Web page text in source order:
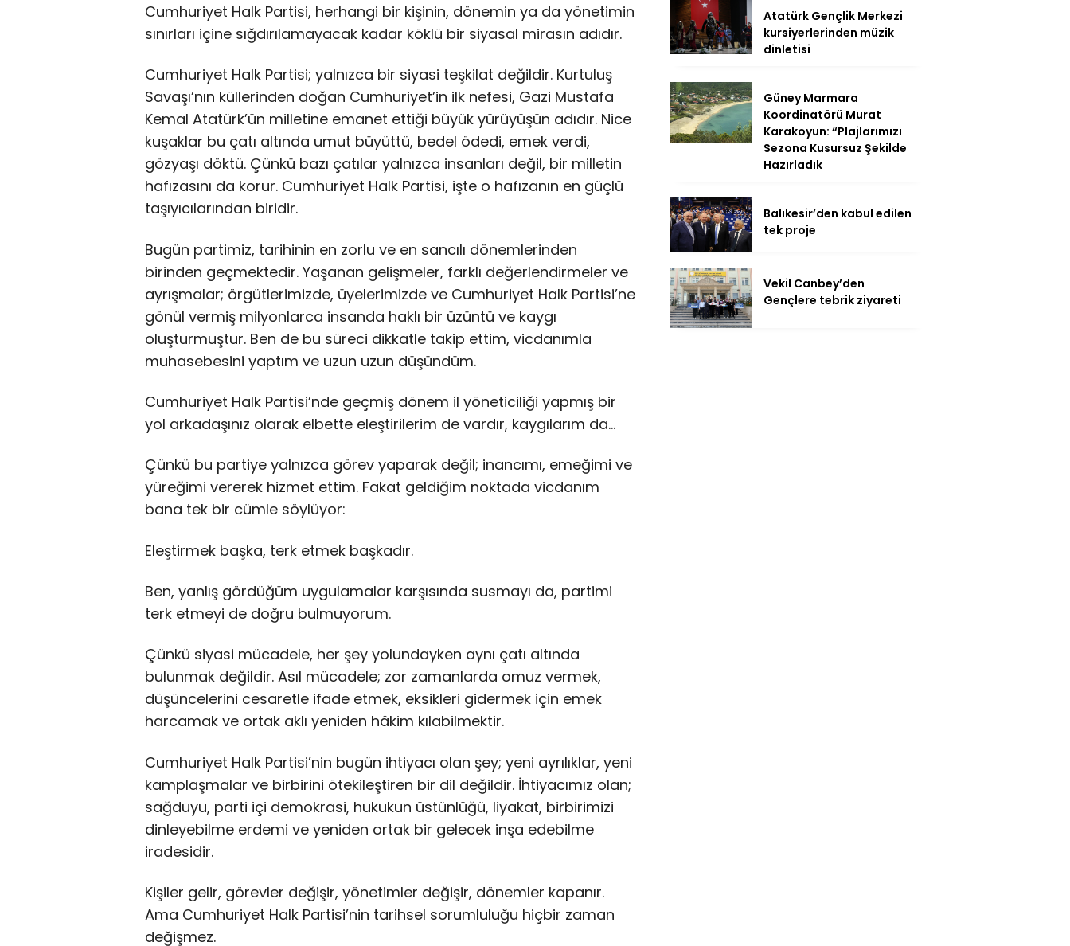
Cumhuriyet Halk Partisi, herhangi bir kişinin, dönemin ya da yönetimin
sınırları içine sığdırılamayacak kadar köklü bir siyasal mirasın adıdır.
Cumhuriyet Halk Partisi; yalnızca bir siyasi teşkilat değildir. Kurtuluş
Savaşı’nın küllerinden doğan Cumhuriyet’in ilk nefesi, Gazi Mustafa
Kemal Atatürk’ün milletine emanet ettiği büyük yürüyüşün adıdır. Nice
kuşaklar bu çatı altında umut büyüttü, bedel ödedi, emek verdi,
gözyaşı döktü. Çünkü bazı çatılar yalnızca insanları değil, bir milletin
hafızasını da korur. Cumhuriyet Halk Partisi, işte o hafızanın en güçlü
taşıyıcılarından biridir.
Bugün partimiz, tarihinin en zorlu ve en sancılı dönemlerinden
birinden geçmektedir. Yaşanan gelişmeler, farklı değerlendirmeler ve
ayrışmalar; örgütlerimizde, üyelerimizde ve Cumhuriyet Halk Partisi’ne
gönül vermiş milyonlarca insanda haklı bir üzüntü ve kaygı
oluşturmuştur. Ben de bu süreci dikkatle takip ettim, vicdanımla
muhasebesini yaptım ve uzun uzun düşündüm.
Cumhuriyet Halk Partisi’nde geçmiş dönem il yöneticiliği yapmış bir
yol arkadaşınız olarak elbette eleştirilerim de vardır, kaygılarım da…
Çünkü bu partiye yalnızca görev yaparak değil; inancımı, emeğimi ve
yüreğimi vererek hizmet ettim. Fakat geldiğim noktada vicdanım
bana tek bir cümle söylüyor:
Eleştirmek başka, terk etmek başkadır.
Ben, yanlış gördüğüm uygulamalar karşısında susmayı da, partimi
terk etmeyi de doğru bulmuyorum.
Çünkü siyasi mücadele, her şey yolundayken aynı çatı altında
bulunmak değildir. Asıl mücadele; zor zamanlarda omuz vermek,
düşüncelerini cesaretle ifade etmek, eksikleri gidermek için emek
harcamak ve ortak aklı yeniden hâkim kılabilmektir.
Cumhuriyet Halk Partisi’nin bugün ihtiyacı olan şey; yeni ayrılıklar, yeni
kamplaşmalar ve birbirini ötekileştiren bir dil değildir. İhtiyacımız olan;
sağduyu, parti içi demokrasi, hukukun üstünlüğü, liyakat, birbirimizi
dinleyebilme erdemi ve yeniden ortak bir gelecek inşa edebilme
iradesidir.
Kişiler gelir, görevler değişir, yönetimler değişir, dönemler kapanır.
Ama Cumhuriyet Halk Partisi’nin tarihsel sorumluluğu hiçbir zaman
değişmez.
Atatürk Gençlik Merkezi
kursiyerlerinden müzik
dinletisi
Güney Marmara
Koordinatörü Murat
Karakoyun: “Plajlarımızı
Sezona Kusursuz Şekilde
Hazırladık
Balıkesir’den kabul edilen
tek proje
Vekil Canbey’den
Gençlere tebrik ziyareti